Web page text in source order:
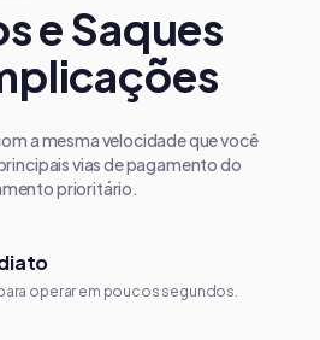
e Saques
a mesma velocidade que você
vias de pagamento do
prioritário.
operar em poucos segundos.